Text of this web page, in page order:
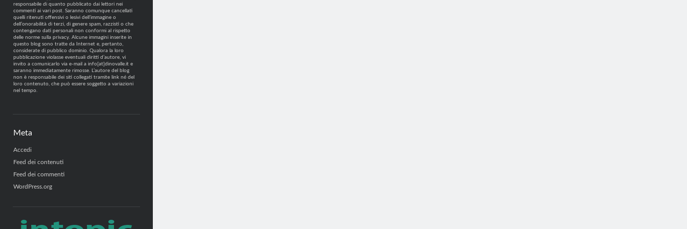
responsabile di quanto pubblicato dai lettori nei
commenti ai vari post. Saranno comunque cancellati
quelli ritenuti offensivi o lesivi dell’immagine o
dell’onorabilità di terzi, di genere spam, razzisti o che
contengano dati personali non conformi al rispetto
delle norme sulla privacy. Alcune immagini inserite in
questo blog sono tratte da Internet e, pertanto,
considerate di pubblico dominio. Qualora la loro
pubblicazione violasse eventuali diritti d’autore, vi
invito a comunicarlo via e-mail a info[at]dinovalle.it e
saranno immediatamente rimosse. L’autore del blog
non è responsabile dei siti collegati tramite link né del
loro contenuto, che può essere soggetto a variazioni
nel tempo.
Meta
Accedi
Feed dei contenuti
Feed dei commenti
WordPress.org